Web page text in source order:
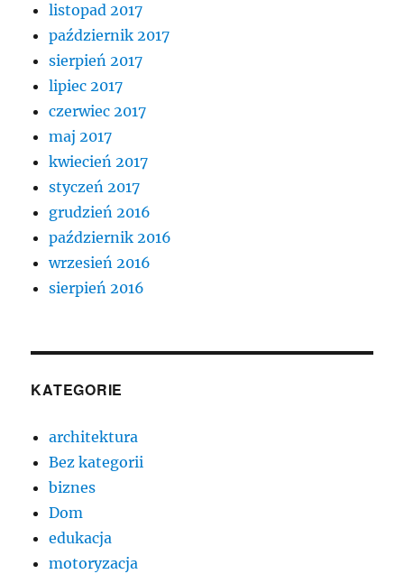
listopad 2017
październik 2017
sierpień 2017
lipiec 2017
czerwiec 2017
maj 2017
kwiecień 2017
styczeń 2017
grudzień 2016
październik 2016
wrzesień 2016
sierpień 2016
KATEGORIE
architektura
Bez kategorii
biznes
Dom
edukacja
motoryzacja